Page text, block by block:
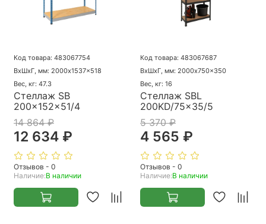
Код товара: 483067754
ВхШхГ, мм: 2000x1537x518
Вес, кг: 47.3
Стеллаж SB
200x152x51/4
14 864 ₽
12 634 ₽
Отзывов - 0
Наличие:В наличии
Код товара: 483067687
ВхШхГ, мм: 2000x750x350
Вес, кг: 16
Стеллаж SBL
200KD/75x35/5
5 370 ₽
4 565 ₽
Отзывов - 0
Наличие:В наличии